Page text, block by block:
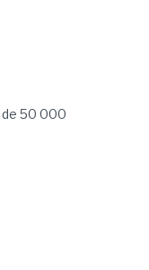
de 50 000